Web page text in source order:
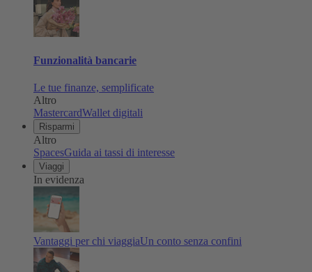
Funzionalità bancarie
Le tue finanze, semplificate
Altro
MastercardWallet digitali
Risparmi
Altro
SpacesGuida ai tassi di interesse
Viaggi
In evidenza
Vantaggi per chi viaggiaUn conto senza confini